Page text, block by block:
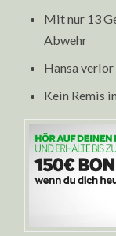
Mit nur 13
Abwehr
Hansa
Kein Remis